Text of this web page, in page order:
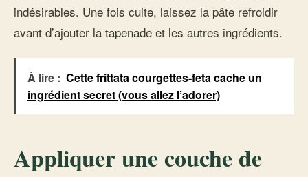
indésirables. Une fois cuite, laissez la pâte refroidir
avant d’ajouter la tapenade et les autres ingrédients.
À lire : Cette frittata courgettes-feta cache un
ingrédient secret (vous allez l’adorer)
Appliquer une couche de